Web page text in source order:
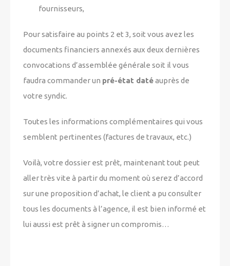
fournisseurs,
Pour satisfaire au points 2 et 3, soit vous avez les
documents financiers annexés aux deux dernières
convocations d’assemblée générale soit il vous
faudra commander un pré-état datéauprès de
votre syndic.
Toutes les informations complémentaires qui vous
semblent pertinentes (factures de travaux, etc.)
Voilà, votre dossier est prêt, maintenant tout peut
aller très vite à partir du moment où serez d’accord
sur une proposition d’achat, le client a pu consulter
tous les documents à l’agence, il est bien informé et
lui aussi est prêt à signer un compromis…